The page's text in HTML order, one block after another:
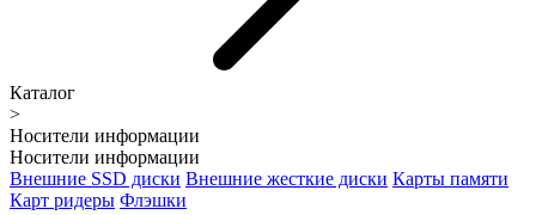
Каталог
>
Носители информации
Носители информации
Внешние SSD диски Внешние жесткие диски Карты памяти
Карт ридеры Флэшки